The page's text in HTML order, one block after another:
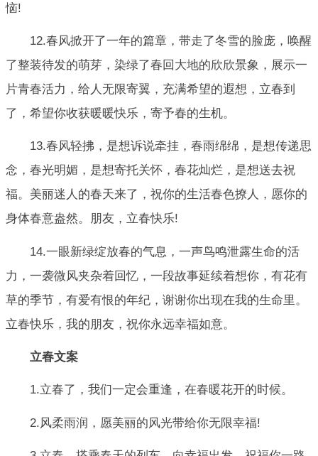
恼!
12.春风掀开了一年的篇章，带走了冬雪的脸庞，唤醒
了整装待发的萌芽，染绿了春回大地的欣欣景象，展示一
片青春活力，给人无限寄翼，充满希望的遐想，立春到
了，希望你收获暖暖快乐，寄予春的生机。
13.春风轻拂，是想诉说牵挂，春雨绵绵，是想传递思
念，春光明媚，是想寄托关怀，春花灿烂，是想送去祝
福。美丽迷人的春天来了，祝你的生活春色撩人，愿你的
身体春意盎然。朋友，立春快乐!
14.一眼新绿绽放春的气息，一声鸟鸣泄露生命的活
力，一袭微风夹杂着回忆，一段故事延续着想你，有花有
草的季节，有爱有恨的年纪，谢谢你出现在我的生命里。
立春快乐，我的朋友，祝你永远幸福如意。
立春文案
1.立春了，我们一定会重逢，在春暖花开的时候。
2.风柔雨润，愿美丽的风光带给你无限幸福!